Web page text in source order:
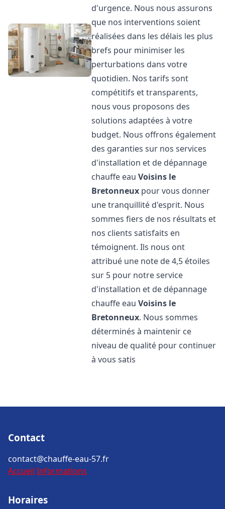
d'urgence. Nous nous assurons
que nos interventions soient
réalisées dans les délais les plus
brefs pour minimiser les
perturbations dans votre
quotidien. Nos tarifs sont
compétitifs et transparents,
nous vous proposons des
solutions adaptées à votre
budget. Nous offrons également
des garanties sur nos services
d'installation et de dépannage
chauffe eauVoisins le
Bretonneux pour vous donner
une tranquillité d'esprit. Nous
sommes fiers de nos résultats et
nos clients satisfaits en
témoignent. Ils nous ont
attribué une note de 4,5 étoiles
sur 5 pour notre service
d'installation et de dépannage
chauffe eauVoisins le
Bretonneux. Nous sommes
déterminés à maintenir ce
niveau de qualité pour continuer
à vous satis
Contact
contact@chauffe-eau-57.fr
Accueil Informations
Horaires